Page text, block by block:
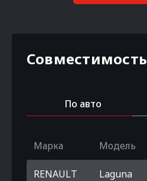
Совместимость
По авто
Марка Модель
RENAULT Laguna